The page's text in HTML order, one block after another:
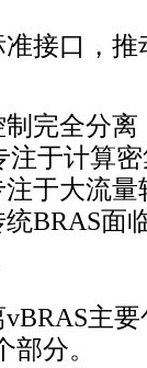
接口，
完全分
于计算
于大流
BRAS面
主
部分。